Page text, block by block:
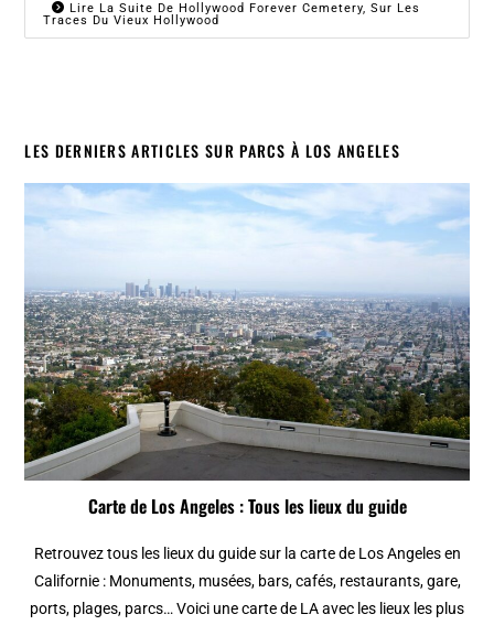
Lire La Suite De Hollywood Forever Cemetery, Sur Les
Traces Du Vieux Hollywood
LES DERNIERS ARTICLES SUR PARCS À LOS ANGELES
Carte de Los Angeles : Tous les lieux du guide
Retrouvez tous les lieux du guide sur la carte de Los Angeles en
Californie : Monuments, musées, bars, cafés, restaurants, gare,
ports, plages, parcs… Voici une carte de LA avec les lieux les plus